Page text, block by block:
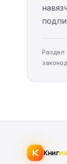
Раздел
Книг